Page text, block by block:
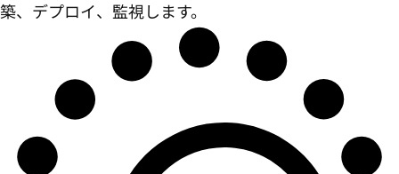
築、デプロイ、監視します。